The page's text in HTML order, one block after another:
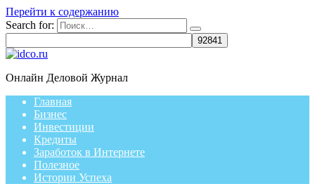
Перейти к содержанию
Search for:
Онлайн Деловой Журнал
Главная
Бизнес
Инвестиции
Кредиты
Заработок в Интернете
Полезное
Истории Успеха